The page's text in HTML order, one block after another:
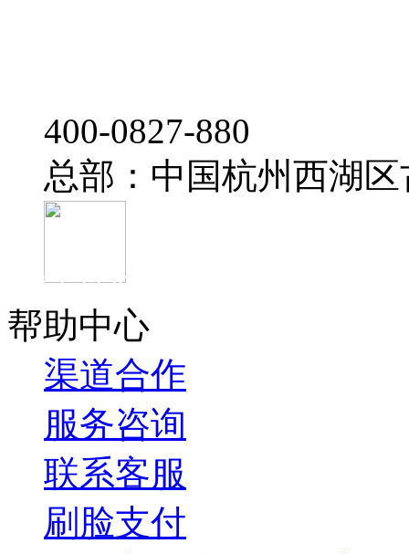
‭400-0827-880
总部：中国杭州西湖
官方抖音
帮助中心
渠道合作
服务咨询
联系客服
刷脸支付